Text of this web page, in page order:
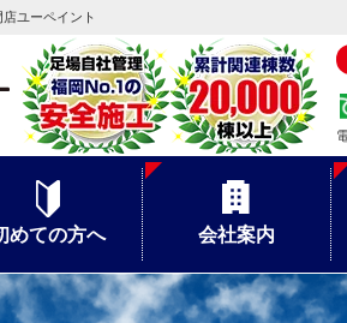
ユーペイント
めての方へ 会社案内